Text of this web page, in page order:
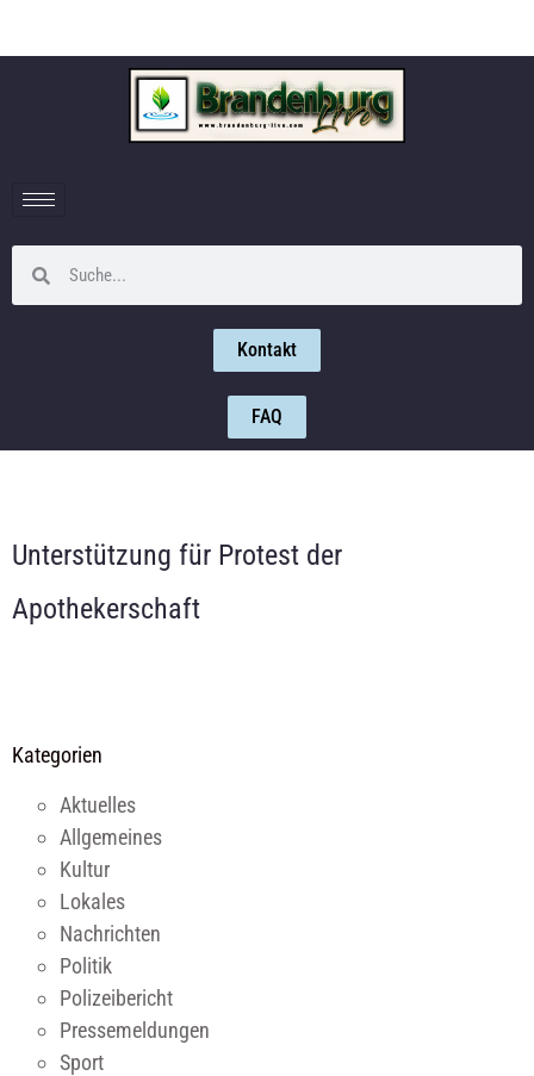
Kontakt
FAQ
Unterstützung für Protest der
Apothekerschaft
Kategorien
Aktuelles
Allgemeines
Kultur
Lokales
Nachrichten
Politik
Polizeibericht
Pressemeldungen
Sport